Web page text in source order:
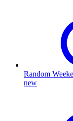
Random
new